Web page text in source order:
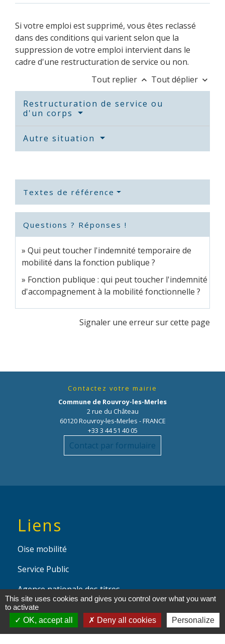
Si votre emploi est supprimé, vous êtes reclassé
dans des conditions qui varient selon que la
suppression de votre emploi intervient dans le
cadre d'une restructuration de service ou non.
Tout replier keyboard_arrow_up Tout déplier keyboard_arrow_down
Restructuration de service ou
d'un corps
Autre situation
Textes de référence
Questions ? Réponses !
Qui peut toucher l'indemnité temporaire de
mobilité dans la fonction publique ?
Fonction publique : qui peut toucher l'indemnité
d'accompagnement à la mobilité fonctionnelle ?
Signaler une erreur sur cette page
Contactez votre mairie
Commune de Rouvroy-les-Merles
2 rue du Château
60120 Rouvroy-les-Merles - FRANCE
+33 3 44 51 40 05
Contact par formulaire
Liens
Oise mobilité
Service Public
Agence nationale des titres
sécurisés
This site uses cookies and gives you control over what you want
to activate
OK, accept all
Deny all cookies Personalize